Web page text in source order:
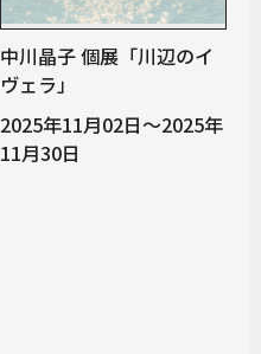
中川晶子 個展「川辺のイ
ヴェラ」
2025年11月02日～2025年
11月30日